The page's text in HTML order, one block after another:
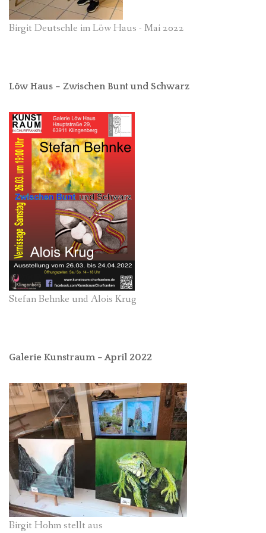
Birgit Deutschle im Löw Haus - Mai 2022
Löw Haus – Zwischen Bunt und Schwarz
Stefan Behnke und Alois Krug
Galerie Kunstraum – April 2022
Birgit Hohm stellt aus